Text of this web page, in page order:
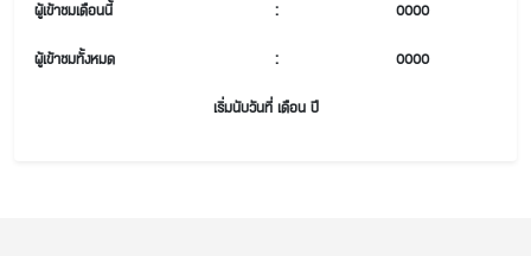
ผู้เข้าชมเดือนนี้ : 0000
ผู้เข้าชมทั้งหมด : 0000
เริ่มนับวันที่ เดือน ปี